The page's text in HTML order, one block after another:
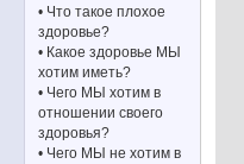
• Что такое плохое
здоровье?
• Какое здоровье МЫ
хотим иметь?
• Чего МЫ хотим в
отношении своего
здоровья?
• Чего МЫ не хотим в